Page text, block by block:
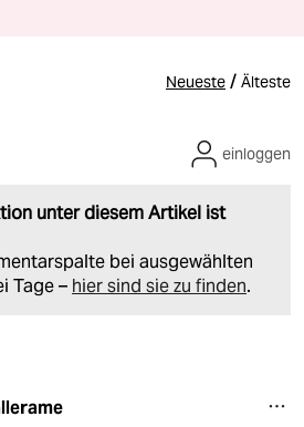
Neueste / Älteste
unter diesem Artikel ist
bei ausgewählten
Tage – hier sind sie zu finden.
einloggen